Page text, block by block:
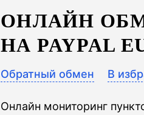
ОНЛАЙН
НА PAYPAL
Обратный обмен В
Онлайн мониторинг